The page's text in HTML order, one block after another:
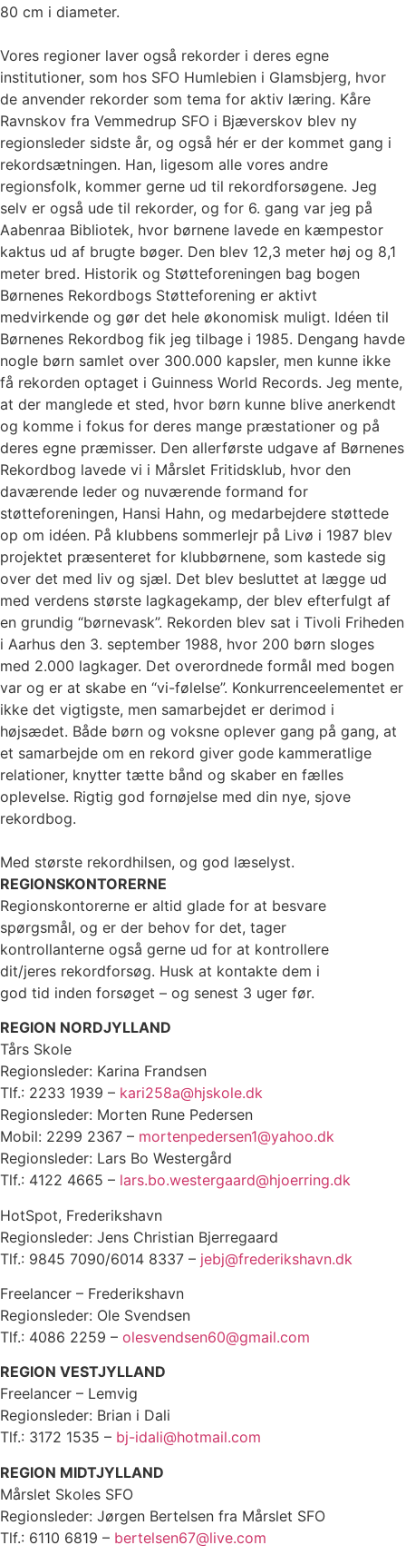
80 cm i diameter.
Vores regioner laver også rekorder i deres egne
institutioner, som hos SFO Humlebien i Glamsbjerg, hvor
de anvender rekorder som tema for aktiv læring. Kåre
Ravnskov fra Vemmedrup SFO i Bjæverskov blev ny
regionsleder sidste år, og også hér er der kommet gang i
rekordsætningen. Han, ligesom alle vores andre
regionsfolk, kommer gerne ud til rekordforsøgene. Jeg
selv er også ude til rekorder, og for 6. gang var jeg på
Aabenraa Bibliotek, hvor børnene lavede en kæmpestor
kaktus ud af brugte bøger. Den blev 12,3 meter høj og 8,1
meter bred. Historik og Støtteforeningen bag bogen
Børnenes Rekordbogs Støtteforening er aktivt
medvirkende og gør det hele økonomisk muligt. Idéen til
Børnenes Rekordbog fik jeg tilbage i 1985. Dengang havde
nogle børn samlet over 300.000 kapsler, men kunne ikke
få rekorden optaget i Guinness World Records. Jeg mente,
at der manglede et sted, hvor børn kunne blive anerkendt
og komme i fokus for deres mange præstationer og på
deres egne præmisser. Den allerførste udgave af Børnenes
Rekordbog lavede vi i Mårslet Fritidsklub, hvor den
daværende leder og nuværende formand for
støtteforeningen, Hansi Hahn, og medarbejdere støttede
op om idéen. På klubbens sommerlejr på Livø i 1987 blev
projektet præsenteret for klubbørnene, som kastede sig
over det med liv og sjæl. Det blev besluttet at lægge ud
med verdens største lagkagekamp, der blev efterfulgt af
en grundig “børnevask”. Rekorden blev sat i Tivoli Friheden
i Aarhus den 3. september 1988, hvor 200 børn sloges
med 2.000 lagkager. Det overordnede formål med bogen
var og er at skabe en “vi-følelse”. Konkurrenceelementet er
ikke det vigtigste, men samarbejdet er derimod i
højsædet. Både børn og voksne oplever gang på gang, at
et samarbejde om en rekord giver gode kammeratlige
relationer, knytter tætte bånd og skaber en fælles
oplevelse. Rigtig god fornøjelse med din nye, sjove
rekordbog.
Med største rekordhilsen, og god læselyst.
REGIONSKONTORERNE
Regionskontorerne er altid glade for at besvare
spørgsmål, og er der behov for det, tager
kontrollanterne også gerne ud for at kontrollere
dit/jeres rekordforsøg. Husk at kontakte dem i
god tid inden forsøget – og senest 3 uger før.
REGION NORDJYLLAND
Tårs Skole
Regionsleder: Karina Frandsen
Tlf.: 2233 1939 – kari258a@hjskole.dk
Regionsleder: Morten Rune Pedersen
Mobil: 2299 2367 – mortenpedersen1@yahoo.dk
Regionsleder: Lars Bo Westergård
Tlf.: 4122 4665 – lars.bo.westergaard@hjoerring.dk
HotSpot, Frederikshavn
Regionsleder: Jens Christian Bjerregaard
Tlf.: 9845 7090/6014 8337 – jebj@frederikshavn.dk
Freelancer – Frederikshavn
Regionsleder: Ole Svendsen
Tlf.: 4086 2259 – olesvendsen60@gmail.com
REGION VESTJYLLAND
Freelancer – Lemvig
Regionsleder: Brian i Dali
Tlf.: 3172 1535 – bj-idali@hotmail.com
REGION MIDTJYLLAND
Mårslet Skoles SFO
Regionsleder: Jørgen Bertelsen fra Mårslet SFO
Tlf.: 6110 6819 – bertelsen67@live.com